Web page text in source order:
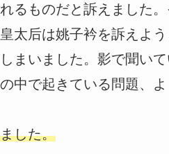
るものだと訴えました
太后は姚子衿を訴えよ
まいました。影で聞い
中で起きている問題、
した。